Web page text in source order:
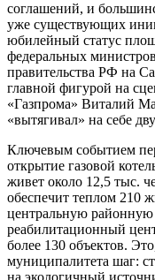
соглашений, и
уже существующих
юбилейный статус
федеральных
правительства РФ на
главной фигурой на
«Газпрома» Виталий
«вытягивал» на себе
Ключевым событием
открытие газовой
живет около 12,5 тыс.
обеспечит теплом 210
центральную районную
реабилитационный
более 130 объектов.
муниципалитета шаг: